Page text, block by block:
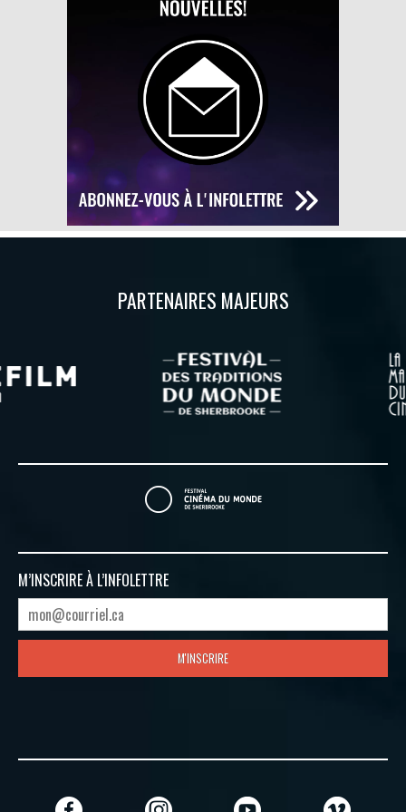
PARTENAIRES MAJEURS
M’INSCRIRE À L’INFOLETTRE
M'INSCRIRE